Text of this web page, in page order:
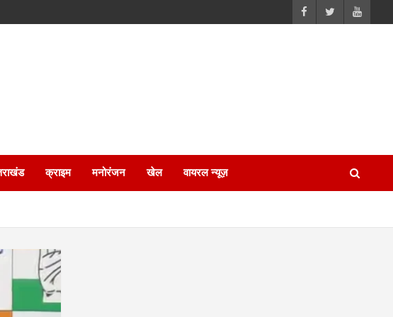
क्राइम मनोरंजन खेल वायरल न्यूज़